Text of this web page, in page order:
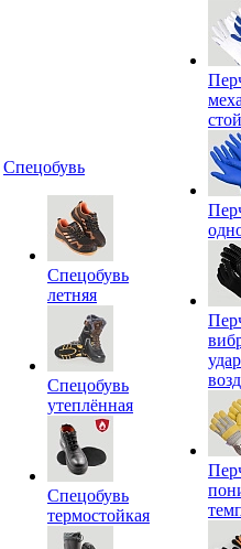
Спецобувь
Спецобувь
летняя
Спецобувь
утеплённая
Спецобувь
термостойкая